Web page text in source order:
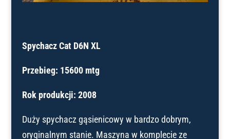
Spychacz Cat D6N XL
Przebieg: 15600 mtg
Rok produkcji: 2008
Duży spychacz gąsienicowy w bardzo dobrym,
oryginalnym stanie. Maszyna w komplecie ze